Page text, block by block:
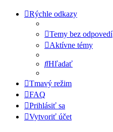
Rýchle odkazy
Temy bez odpovedí
Aktívne témy
Hľadať
Tmavý režim
FAQ
Prihlásiť sa
Vytvoriť účet